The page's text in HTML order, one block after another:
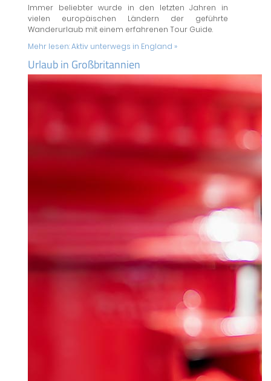
Immer beliebter wurde in den letzten Jahren in
vielen europäischen Ländern der geführte
Wanderurlaub mit einem erfahrenen Tour Guide.
Mehr lesen:Aktiv unterwegs in England »
Urlaub in Großbritannien